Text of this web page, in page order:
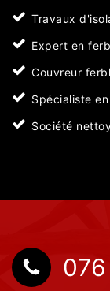
Travaux
Expert en
Couvreur
Spécialiste
Société